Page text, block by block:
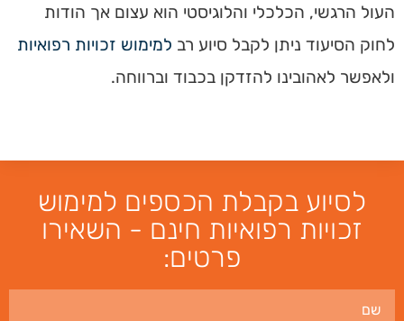
העול הרגשי, הכלכלי והלוגיסטי הוא עצום אך הודות
לחוק הסיעוד ניתן לקבל סיוע רב למימוש זכויות רפואיות
ולאפשר לאהובינו להזדקן בכבוד וברווחה.
לסיוע בקבלת הכספים למימוש
זכויות רפואיות חינם - השאירו
פרטים: